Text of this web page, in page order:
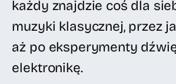
każdy znajdzie coś dla
muzyki klasycznej, przez
aż po eksperymenty
elektronikę.